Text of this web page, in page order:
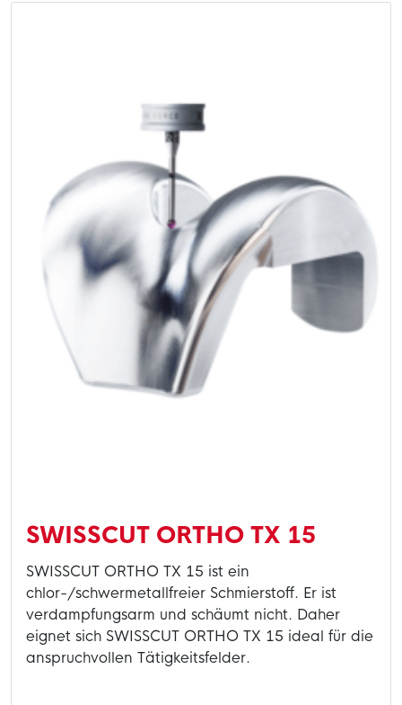
SWISSCUT ORTHO TX 15
SWISSCUT ORTHO TX 15 ist ein
chlor-/schwermetallfreier Schmierstoff. Er ist
verdampfungsarm und schäumt nicht. Daher
eignet sich SWISSCUT ORTHO TX 15 ideal für die
anspruchvollen Tätigkeitsfelder.